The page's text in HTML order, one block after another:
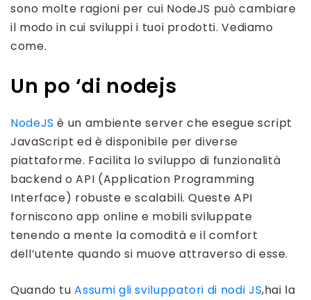
sono molte ragioni per cui NodeJS può cambiare
il modo in cui sviluppi i tuoi prodotti. Vediamo
come.
Un po ‘di nodejs
NodeJS è un ambiente server che esegue script
JavaScript ed è disponibile per diverse
piattaforme. Facilita lo sviluppo di funzionalità
backend o API (Application Programming
Interface) robuste e scalabili. Queste API
forniscono app online e mobili sviluppate
tenendo a mente la comodità e il comfort
dell’utente quando si muove attraverso di esse.
Quando tu Assumi gli sviluppatori di nodi JS,hai la